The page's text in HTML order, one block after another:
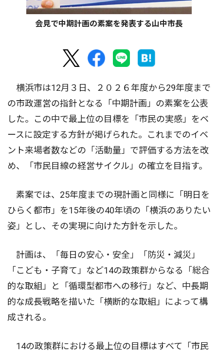
会見で中期計画の素案を発表する山中市長
横浜市は12月３日、２０２６年度から29年度まで
の市政運営の指針となる「中期計画」の素案を公表
した。この中で最上位の目標を「市民の実感」をベ
ースに設定する方針が掲げられた。これまでのイベ
ント来場者数などの「活動量」で評価する方法を改
め、「市民目線の経営サイクル」の確立を目指す。
素案では、25年度までの現計画と同様に「明日を
ひらく都市」を15年後の40年頃の「横浜のありたい
姿」とし、その実現に向けた方針を示した。
計画は、「毎日の安心・安全」「防災・減災」
「こども・子育て」など14の政策群からなる「総合
的な取組」と「循環型都市への移行」など、中長期
的な成長戦略を描いた「横断的な取組」によって構
成される。
14の政策群における最上位の目標はすべて「市民